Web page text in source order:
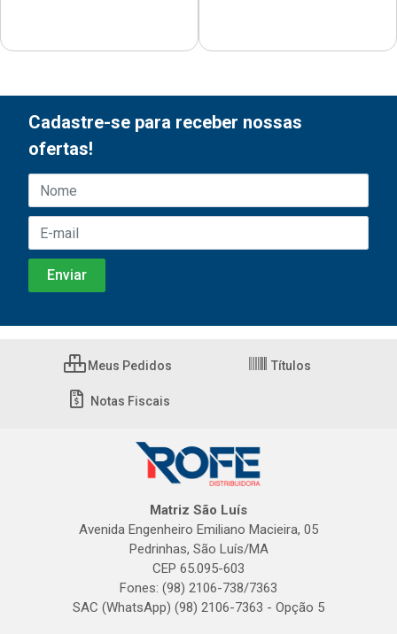
Cadastre-se para receber nossas
ofertas!
Meus Pedidos Títulos
Notas Fiscais
Matriz São Luís
Avenida Engenheiro Emiliano Macieira, 05
Pedrinhas, São Luís/MA
CEP 65.095-603
Fones: (98) 2106-738/7363
SAC (WhatsApp) (98) 2106-7363 - Opção 5